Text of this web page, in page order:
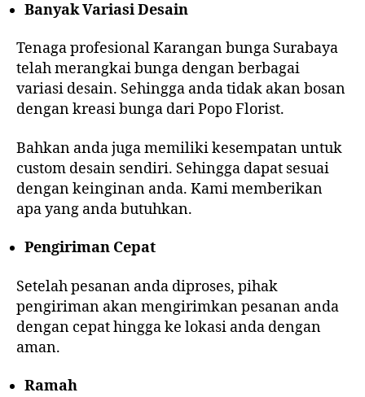
Banyak Variasi Desain
Tenaga profesional Karangan bunga Surabaya
telah merangkai bunga dengan berbagai
variasi desain. Sehingga anda tidak akan bosan
dengan kreasi bunga dari Popo Florist.
Bahkan anda juga memiliki kesempatan untuk
custom desain sendiri. Sehingga dapat sesuai
dengan keinginan anda. Kami memberikan
apa yang anda butuhkan.
Pengiriman Cepat
Setelah pesanan anda diproses, pihak
pengiriman akan mengirimkan pesanan anda
dengan cepat hingga ke lokasi anda dengan
aman.
Ramah